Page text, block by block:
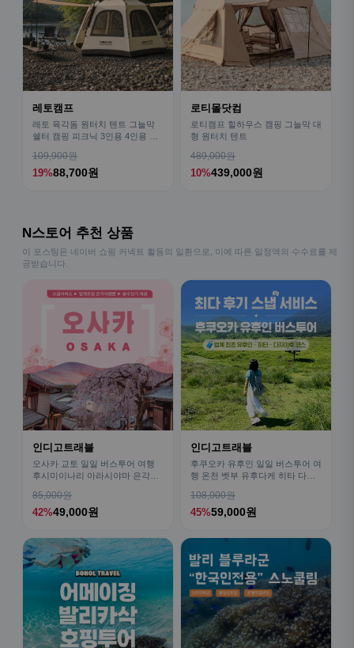
레토캠프
레토 육각돔 원터치 텐트 그늘막
쉘터 캠핑 피크닉 3인용 4인용 패
109,900원
19%88,700원
로티몰닷컴
로티캠프 힐하우스 캠핑 그늘막 대
형 원터치 텐트
489,000원
10%439,000원
N스토어 추천 상품
이 포스팅은 네이버 쇼핑 커넥트 활동의 일환으로, 이에 따른 일정액의 수수료를 제
공받습니다.
인디고트래블
오사카 교토 일일 버스투어 여행
후시미이나리 아라시야마 은각사
85,000원
42%49,000원
인디고트래블
후쿠오카 유후인 일일 버스투어 여
행 온천 벳부 유후다케 히타 다자
108,000원
45%59,000원